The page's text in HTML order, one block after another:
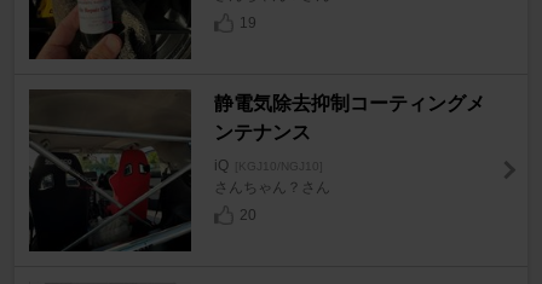
19
静電気除去抑制コーティングメ
ンテナンス
iQ [KGJ10/NGJ10]
さんちゃん？さん
20